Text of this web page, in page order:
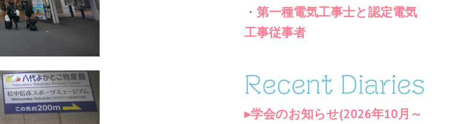
・第一種電気工事士と認定電気
工事従事者
Recent Diaries
学会のお知らせ(2026年10月～